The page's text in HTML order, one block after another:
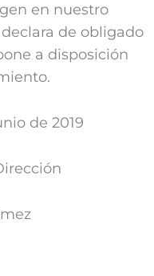
en nuestro
de obligado
a disposición
de 2019